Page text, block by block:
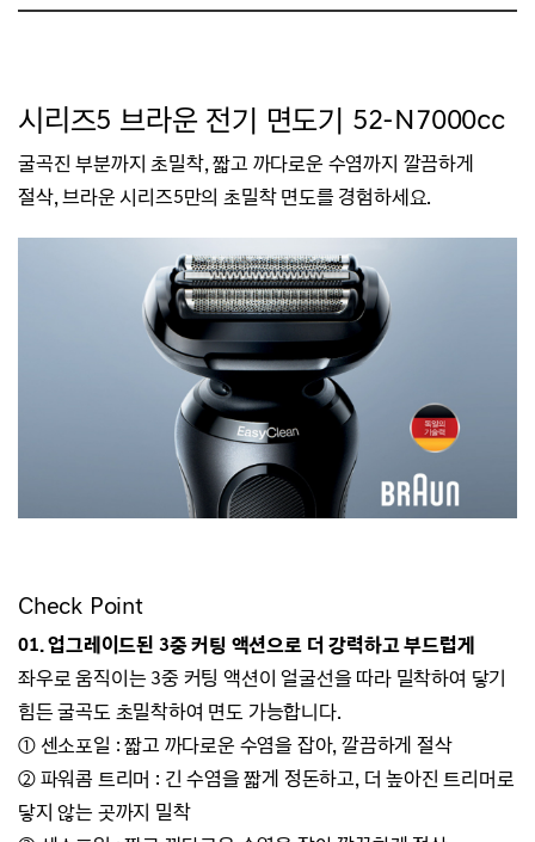
시리즈5 브라운 전기 면도기 52-N7000cc
굴곡진 부분까지 초밀착, 짧고 까다로운 수염까지 깔끔하게
절삭,브라운 시리즈5만의 초밀착 면도를 경험하세요.
Check Point
01. 업그레이드된 3중 커팅 액션으로 더 강력하고 부드럽게
좌우로 움직이는 3중 커팅 액션이 얼굴선을 따라 밀착하여 닿기
힘든 굴곡도 초밀착하여 면도 가능합니다.
① 센소포일 : 짧고 까다로운 수염을 잡아, 깔끔하게 절삭
② 파워콤 트리머 : 긴 수염을 짧게 정돈하고, 더 높아진 트리머로
닿지 않는 곳까지 밀착